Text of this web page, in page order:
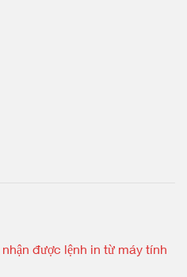
được lệnh in từ máy tính